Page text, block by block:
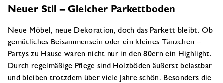
Neuer Stil – Gleicher Parkettboden
Neue Möbel, neue Dekoration, doch das Parkett bleibt. Ob
gemütliches Beisammensein oder ein kleines Tänzchen –
Partys zu Hause waren nicht nur in den 80ern ein Highlight.
Durch regelmä­ßige Pflege sind Holzböden äußerst belastbar
und bleiben trotzdem über viele Jahre schön. Besonders die